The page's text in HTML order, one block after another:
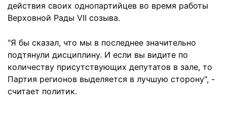
действия своих однопартийцев во время работы
Верховной Рады VII созыва.
"Я бы сказал, что мы в последнее значительно
подтянули дисциплину. И если вы видите по
количеству присутствующих депутатов в зале, то
Партия регионов выделяется в лучшую сторону", -
считает политик.